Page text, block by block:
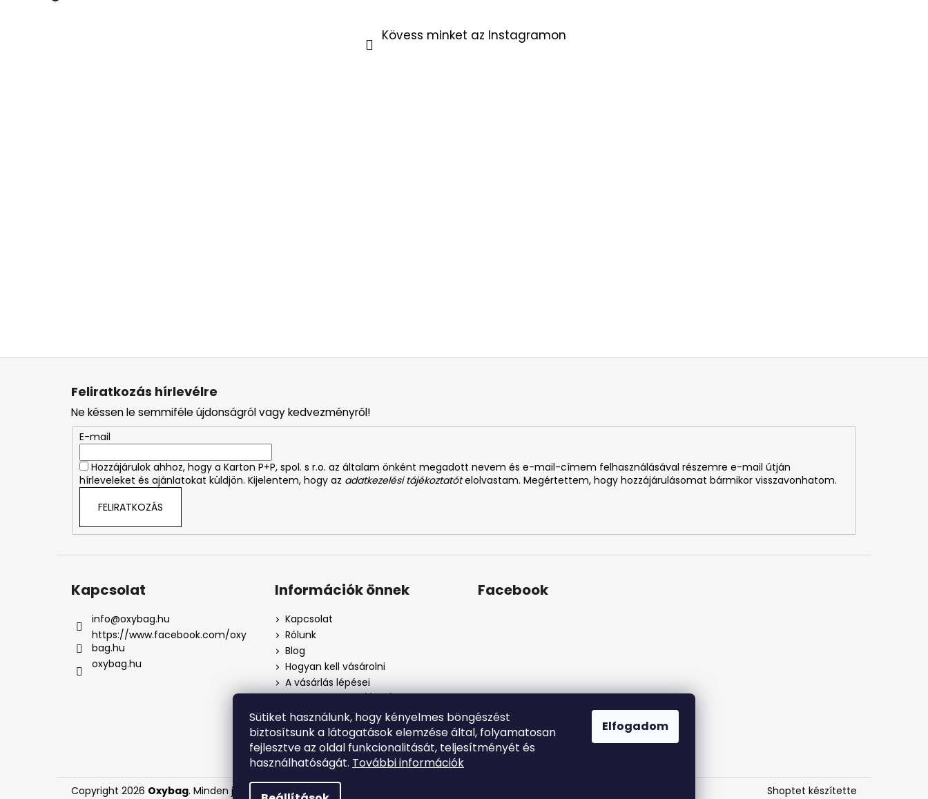
Sütiket használunk, hogy kényelmes böngészést
biztosítsunk a látogatások elemzése által, folyamatosan
fejlesztve az oldal funkcionalitását, teljesítményét és
használhatóságát. További információk
Elfogadom
Kövess minket az Instagramon
L
Feliratkozás hírlevélre
Ne késsen le semmiféle újdonságról vagy kedvezményről!
E-mail
Hozzájárulok ahhoz, hogy a Karton P+P, spol. s r.o. az általam önként megadott nevem és e-mail-címem felhasználásával részemre e-mail útján
hírleveleket és ajánlatokat küldjön. Kijelentem, hogy az adatkezelési tájékoztatótelolvastam. Megértettem, hogy hozzájárulásomat bármikor visszavonhatom.
FELIRATKOZÁS
Kapcsolat
info@oxybag.hu
https://www.facebook.com/oxy
bag.hu
oxybag.hu
Információk önnek
Kapcsolat
Rólunk
Blog
Hogyan kell vásárolni
A vásárlás lépései
Adatkezelési tájékoztató
Panaszos eljárás
Panaszjelenté
Facebook
Shoptet készítette
Copyright 2026 Oxybag. Minden jog fenntartva.